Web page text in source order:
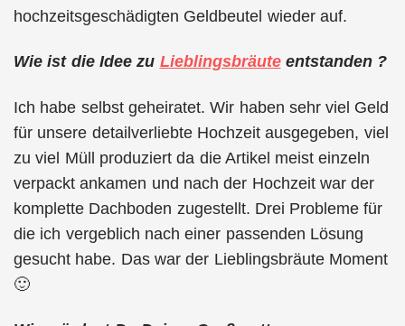
hochzeitsgeschädigten Geldbeutel wieder auf.
Wie ist die Idee zu Lieblingsbräuteentstanden ?
Ich habe selbst geheiratet. Wir haben sehr viel Geld
für unsere detailverliebte Hochzeit ausgegeben, viel
zu viel Müll produziert da die Artikel meist einzeln
verpackt ankamen und nach der Hochzeit war der
komplette Dachboden zugestellt. Drei Probleme für
die ich vergeblich nach einer passenden Lösung
gesucht habe. Das war der Lieblingsbräute Moment
🙂